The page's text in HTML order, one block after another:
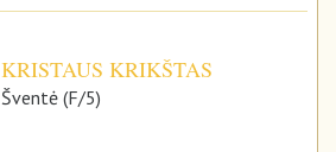
KRISTAUS KRIKŠTAS
Šventė (F/5)